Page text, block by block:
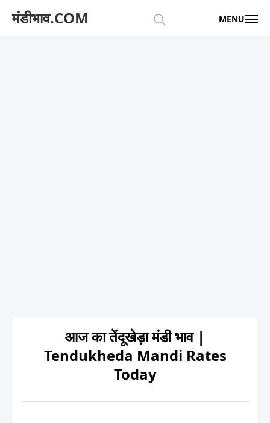
मंडीभाव.COM MENU
आज का तेंदूखेड़ा मंडी भाव |
Tendukheda Mandi Rates
Today